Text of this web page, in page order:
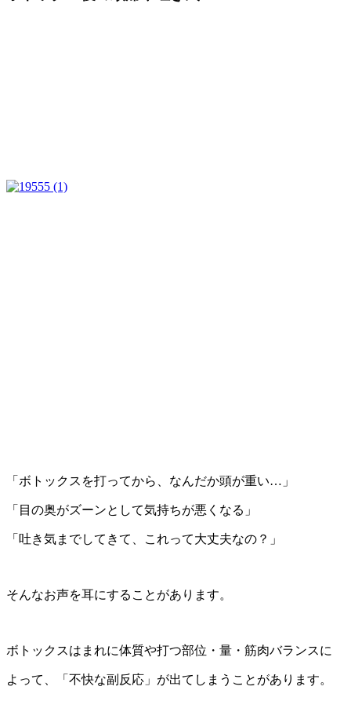
「ボトックスを打ってから、なんだか頭が重い…」
「目の奥がズーンとして気持ちが悪くなる」
「吐き気までしてきて、これって大丈夫なの？」
そんなお声を耳にすることがあります。
ボトックスはまれに体質や打つ部位・量・筋肉バランスに
よって、「不快な副反応」が出てしまうことがあります。